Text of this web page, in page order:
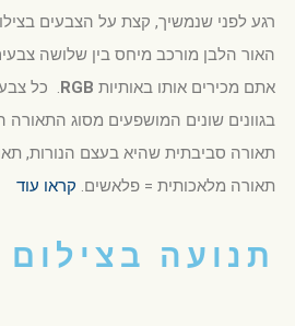
רגע לפני שנמשיך, קצת על הצבעים
האור הלבן מורכב מיחס בין שלושה
אתם מכירים אותו באותיות RGB. כל צבע
בגוונים שונים המושפעים מסוג התאורה
תאורה סביבתית שהיא בעצם הנורות,
תאורה מלאכותית = פלאשים. קראו עוד
תנועה בצילום